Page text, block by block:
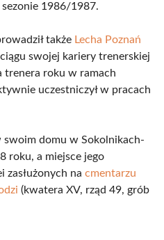
1986/1987.
także Lecha Poznań
swojej kariery trenerskiej
trenera roku w ramach
uczestniczył w pracach
swoim domu w Sokolnikach-
roku, a miejsce jego
zasłużonych na cmentarzu
(kwatera XV, rząd 49, grób